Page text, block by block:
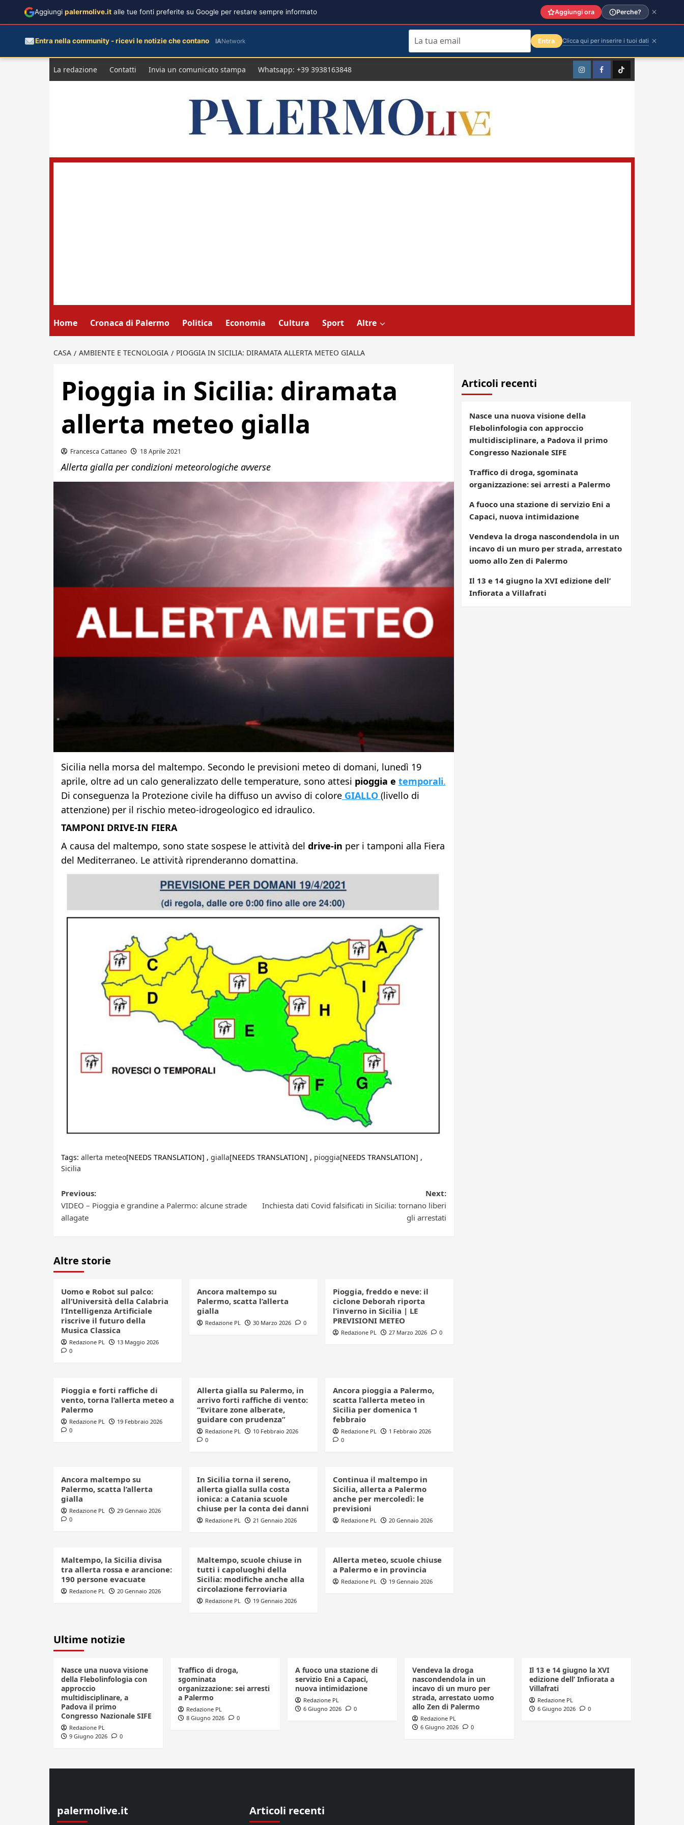
La redazione Contatti Invia un comunicato stampa Whatsapp: +39 3938163848 InstagramFacebookTikTok
Home Cronaca di Palermo Politica Economia Cultura Sport Altre
CASA AMBIENTE E TECNOLOGIA PIOGGIA IN SICILIA: DIRAMATA ALLERTA METEO GIALLA
Pioggia in Sicilia: diramata
allerta meteo gialla
Francesca Cattaneo 18 Aprile 2021
Allerta gialla per condizioni meteorologiche avverse
Sicilia nella morsa del maltempo. Secondo le previsioni meteo di domani, lunedì 19
aprile, oltre ad un calo generalizzato delle temperature, sono attesi pioggia e temporali.
Di conseguenza la Protezione civile ha diffuso un avviso di colore GIALLO (livello di
attenzione) per il rischio meteo-idrogeologico ed idraulico.
TAMPONI DRIVE-IN FIERA
A causa del maltempo, sono state sospese le attività del drive-in per i tamponi alla Fiera
del Mediterraneo. Le attività riprenderanno domattina.
Tags: allerta meteo[NEEDS TRANSLATION] , gialla[NEEDS TRANSLATION] , pioggia[NEEDS TRANSLATION] ,
Sicilia
Post
navigation
Previous:
VIDEO – Pioggia e grandine a Palermo: alcune strade
allagate
Next:
Inchiesta dati Covid falsificati in Sicilia: tornano liberi
gli arrestati
Altre storie
Uomo e Robot sul palco:
all’Università della Calabria
l’Intelligenza Artificiale
riscrive il futuro della
Musica Classica
Redazione PL
13 Maggio 2026
0
Ancora maltempo su
Palermo, scatta l’allerta
gialla
Redazione PL 30 Marzo 2026 0
Pioggia, freddo e neve: il
ciclone Deborah riporta
l’inverno in Sicilia | LE
PREVISIONI METEO
Redazione PL 27 Marzo 2026 0
Pioggia e forti raffiche di
vento, torna l’allerta meteo a
Palermo
Redazione PL
19 Febbraio 2026
0
Allerta gialla su Palermo, in
arrivo forti raffiche di vento:
“Evitare zone alberate,
guidare con prudenza”
Redazione PL
10 Febbraio 2026
0
Ancora pioggia a Palermo,
scatta l’allerta meteo in
Sicilia per domenica 1
febbraio
Redazione PL
1 Febbraio 2026
0
Ancora maltempo su
Palermo, scatta l’allerta
gialla
Redazione PL
29 Gennaio 2026
0
In Sicilia torna il sereno,
allerta gialla sulla costa
ionica: a Catania scuole
chiuse per la conta dei danni
Redazione PL 21 Gennaio 2026
Continua il maltempo in
Sicilia, allerta a Palermo
anche per mercoledì: le
previsioni
Redazione PL 20 Gennaio 2026
Maltempo, la Sicilia divisa
tra allerta rossa e arancione:
190 persone evacuate
Redazione PL 20 Gennaio 2026
Maltempo, scuole chiuse in
tutti i capoluoghi della
Sicilia: modifiche anche alla
circolazione ferroviaria
Redazione PL 19 Gennaio 2026
Allerta meteo, scuole chiuse
a Palermo e in provincia
Redazione PL 19 Gennaio 2026
Articoli recenti
Nasce una nuova visione della
Flebolinfologia con approccio
multidisciplinare, a Padova il primo
Congresso Nazionale SIFE
Traffico di droga, sgominata
organizzazione: sei arresti a Palermo
A fuoco una stazione di servizio Eni a
Capaci, nuova intimidazione
Vendeva la droga nascondendola in un
incavo di un muro per strada, arrestato
uomo allo Zen di Palermo
Il 13 e 14 giugno la XVI edizione dell’
Infiorata a Villafrati
Ultime notizie
Nasce una nuova visione
della Flebolinfologia con
approccio
multidisciplinare, a
Padova il primo
Congresso Nazionale SIFE
Redazione PL
9 Giugno 2026
0
Traffico di droga,
sgominata
organizzazione: sei arresti
a Palermo
Redazione PL
8 Giugno 2026
0
A fuoco una stazione di
servizio Eni a Capaci,
nuova intimidazione
Redazione PL
6 Giugno 2026
0
Vendeva la droga
nascondendola in un
incavo di un muro per
strada, arrestato uomo
allo Zen di Palermo
Redazione PL
6 Giugno 2026
0
Il 13 e 14 giugno la XVI
edizione dell’ Infiorata a
Villafrati
Redazione PL
6 Giugno 2026
0
palermolive.it Articoli recenti
Aggiungi palermolive.it alle tue fonti preferite su Google per restare sempre informato Aggiungi ora Perche?
Entra nella community - ricevi le notizie che contano IANetwork Entra Clicca qui per inserire i tuoi dati